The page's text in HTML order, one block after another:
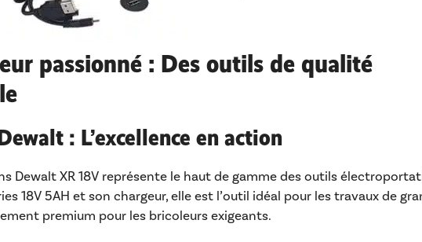
passionné : Des outils de qualité
: L’excellence en action
Dewalt XR 18V représente le haut de gamme des outils
18V 5AH et son chargeur, elle est l’outil idéal pour les travaux de
premium pour les bricoleurs exigeants.